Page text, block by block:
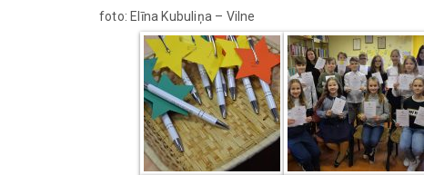
foto: Elīna Kubuliņa – Vilne